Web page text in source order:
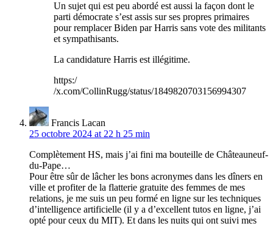
Un sujet qui est peu abordé est aussi la façon dont le
parti démocrate s’est assis sur ses propres primaires
pour remplacer Biden par Harris sans vote des militants
et sympathisants.
La candidature Harris est illégitime.
https:/
/x.com/CollinRugg/status/1849820703156994307
Francis Lacan
25 octobre 2024 at 22 h 25 min
Complètement HS, mais j’ai fini ma bouteille de Châteauneuf-
du-Pape…
Pour être sûr de lâcher les bons acronymes dans les dîners en
ville et profiter de la flatterie gratuite des femmes de mes
relations, je me suis un peu formé en ligne sur les techniques
d’intelligence artificielle (il y a d’excellent tutos en ligne, j’ai
opté pour ceux du MIT). Et dans les nuits qui ont suivi mes